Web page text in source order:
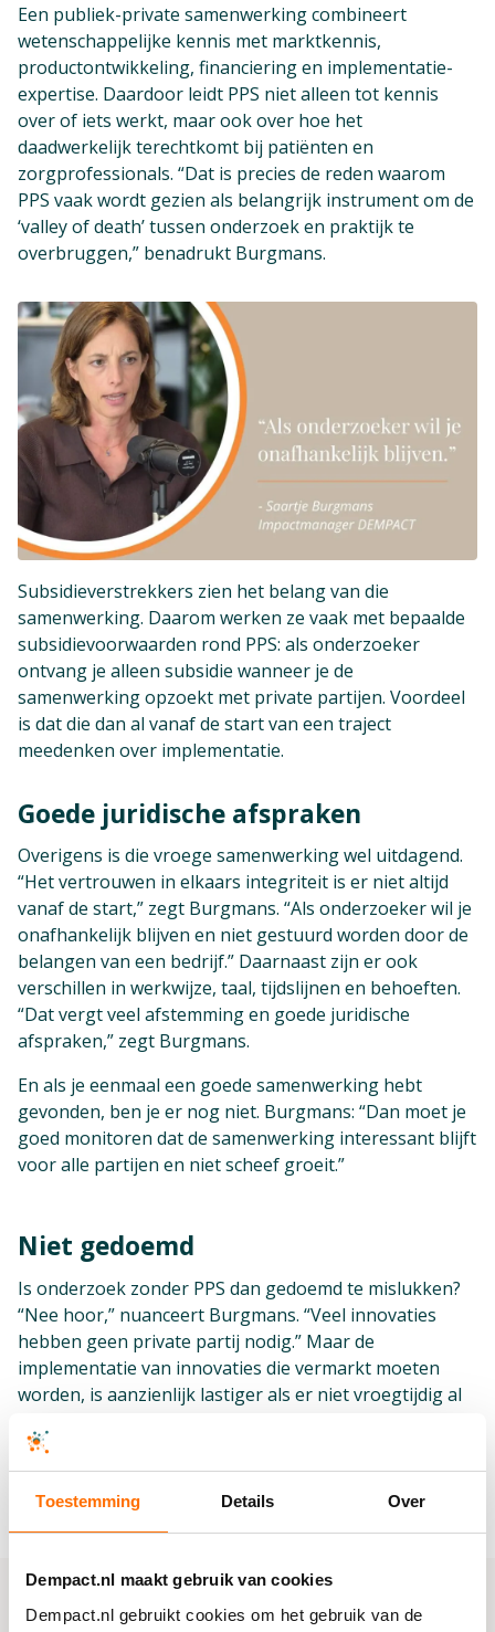
Toestemming Details Over
Dempact.nl maakt gebruik van cookies
Dempact.nl gebruikt cookies om het gebruik van de
Een publiek-private samenwerking combineert
wetenschappelijke kennis met marktkennis,
productontwikkeling, financiering en implementatie-
expertise. Daardoor leidt PPS niet alleen tot kennis
over of iets werkt, maar ook over hoe het
daadwerkelijk terechtkomt bij patiënten en
zorgprofessionals. “Dat is precies de reden waarom
PPS vaak wordt gezien als belangrijk instrument om de
‘valley of death’ tussen onderzoek en praktijk te
overbruggen,” benadrukt Burgmans.
Subsidieverstrekkers zien het belang van die
samenwerking. Daarom werken ze vaak met bepaalde
subsidievoorwaarden rond PPS: als onderzoeker
ontvang je alleen subsidie wanneer je de
samenwerking opzoekt met private partijen. Voordeel
is dat die dan al vanaf de start van een traject
meedenken over implementatie.
Goede juridische afspraken
Overigens is die vroege samenwerking wel uitdagend.
“Het vertrouwen in elkaars integriteit is er niet altijd
vanaf de start,” zegt Burgmans. “Als onderzoeker wil je
onafhankelijk blijven en niet gestuurd worden door de
belangen van een bedrijf.” Daarnaast zijn er ook
verschillen in werkwijze, taal, tijdslijnen en behoeften.
“Dat vergt veel afstemming en goede juridische
afspraken,” zegt Burgmans.
En als je eenmaal een goede samenwerking hebt
gevonden, ben je er nog niet. Burgmans: “Dan moet je
goed monitoren dat de samenwerking interessant blijft
voor alle partijen en niet scheef groeit.”
Niet gedoemd
Is onderzoek zonder PPS dan gedoemd te mislukken?
“Nee hoor,” nuanceert Burgmans. “Veel innovaties
hebben geen private partij nodig.” Maar de
implementatie van innovaties die vermarkt moeten
worden, is aanzienlijk lastiger als er niet vroegtijdig al
je onderzoek, of pas ná je onderzoek, nog een
samenwerking aan te gaan om je innovatie bij de juiste
afnemers te krijgen, dan loop je vertraging op.”
"Implementatievertragingen van 10